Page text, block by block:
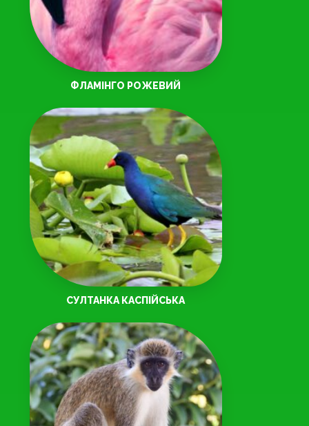
ФЛАМІНГО РОЖЕВИЙ
СУЛТАНКА КАСПІЙСЬКА